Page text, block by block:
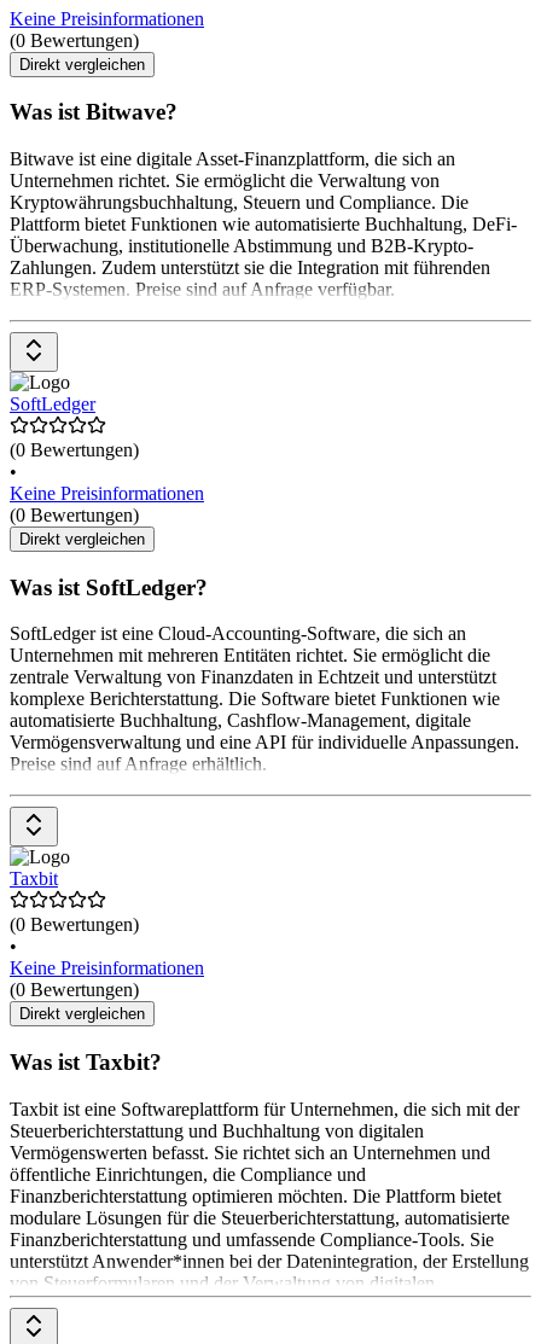
Keine Preisinformationen
(0 Bewertungen)
Direkt vergleichen
Was ist Bitwave?
Bitwave ist eine digitale Asset-Finanzplattform, die sich an
Unternehmen richtet. Sie ermöglicht die Verwaltung von
Kryptowährungsbuchhaltung, Steuern und Compliance. Die
Plattform bietet Funktionen wie automatisierte Buchhaltung, DeFi-
Überwachung, institutionelle Abstimmung und B2B-Krypto-
Zahlungen. Zudem unterstützt sie die Integration mit führenden
ERP-Systemen. Preise sind auf Anfrage verfügbar.
SoftLedger
(0 Bewertungen)
•
Keine Preisinformationen
(0 Bewertungen)
Direkt vergleichen
Was ist SoftLedger?
SoftLedger ist eine Cloud-Accounting-Software, die sich an
Unternehmen mit mehreren Entitäten richtet. Sie ermöglicht die
zentrale Verwaltung von Finanzdaten in Echtzeit und unterstützt
komplexe Berichterstattung. Die Software bietet Funktionen wie
automatisierte Buchhaltung, Cashflow-Management, digitale
Vermögensverwaltung und eine API für individuelle Anpassungen.
Preise sind auf Anfrage erhältlich.
Taxbit
(0 Bewertungen)
•
Keine Preisinformationen
(0 Bewertungen)
Direkt vergleichen
Was ist Taxbit?
Taxbit ist eine Softwareplattform für Unternehmen, die sich mit der
Steuerberichterstattung und Buchhaltung von digitalen
Vermögenswerten befasst. Sie richtet sich an Unternehmen und
öffentliche Einrichtungen, die Compliance und
Finanzberichterstattung optimieren möchten. Die Plattform bietet
modulare Lösungen für die Steuerberichterstattung, automatisierte
Finanzberichterstattung und umfassende Compliance-Tools. Sie
unterstützt Anwender*innen bei der Datenintegration, der Erstellung
von Steuerformularen und der Verwaltung von digitalen
Vermögenswerten. Die